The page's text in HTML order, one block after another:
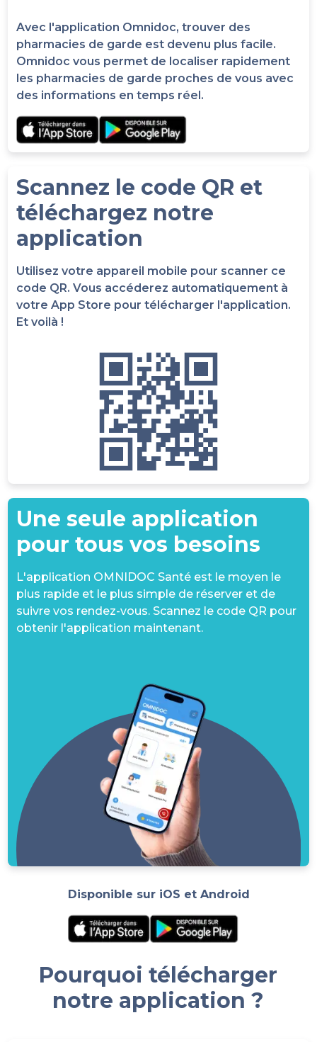
Avec l'application Omnidoc, trouver des
pharmacies de garde est devenu plus facile.
Omnidoc vous permet de localiser rapidement
les pharmacies de garde proches de vous avec
des informations en temps réel.
Scannez le code QR et
téléchargez notre
application
Utilisez votre appareil mobile pour scanner ce
code QR. Vous accéderez automatiquement à
votre App Store pour télécharger l'application.
Et voilà !
Une seule application
pour tous vos besoins
L'application OMNIDOC Santé est le moyen le
plus rapide et le plus simple de réserver et de
suivre vos rendez-vous. Scannez le code QR pour
obtenir l'application maintenant.
Disponible sur iOS et Android
Pourquoi télécharger
notre application ?